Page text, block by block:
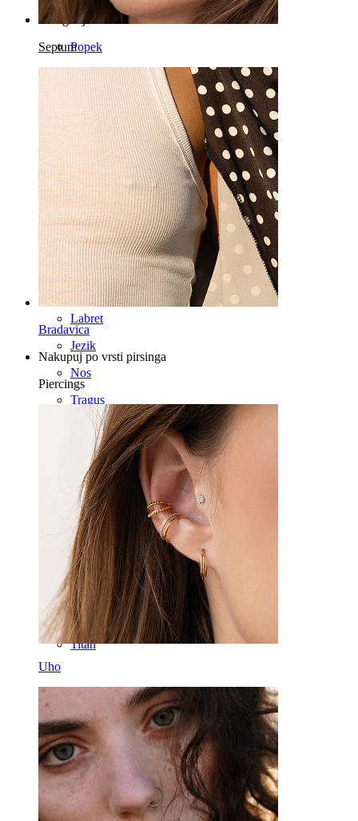
Septum
Bradavica
Nakupuj po vrsti pirsinga
Piercings
Uho
Kategorije
Popek
Ustnica
Bradavica
Industrial
Dermal
Uho
Septum
14-kt zlato
Lažni pirsing
Labret
Jezik
Nos
Tragus
Barbel
Rook
Daith
Podkev
Obroč
Pripomočki
Banana
Mečica
Titan